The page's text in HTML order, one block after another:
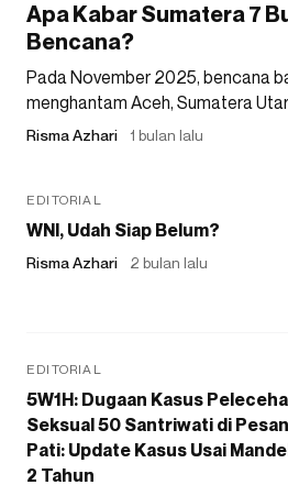
Apa Kabar Sumatera 7
Bencana?
Pada November 2025, bencana
menghantam Aceh, Sumatera
Risma Azhari 1 bulan lalu
EDITORIAL
WNI, Udah Siap Belum?
Risma Azhari 2 bulan lalu
EDITORIAL
5W1H: Dugaan Kasus
Seksual 50 Santriwati di
Pati: Update Kasus Usai
2 Tahun